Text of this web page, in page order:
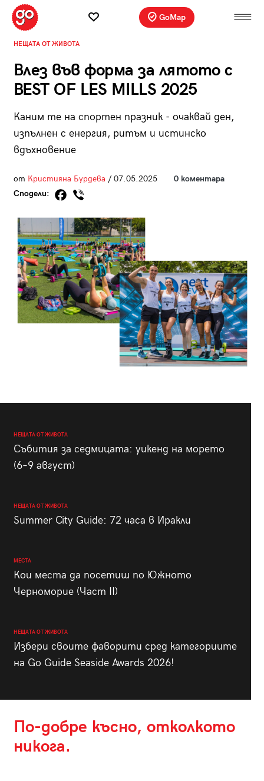
GoMap
НЕЩАТА ОТ ЖИВОТА
Влез във форма за лятото с
BEST OF LES MILLS 2025
Каним те на спортен празник - очаквай ден,
изпълнен с енергия, ритъм и истинско
вдъхновение
от Кристияна Бурдева / 07.05.2025
0 коментара
Сподели:
НЕЩАТА ОТ ЖИВОТА
Събития за седмицата: уикенд на морето
(6–9 август)
НЕЩАТА ОТ ЖИВОТА
Summer City Guide: 72 часа в Иракли
МЕСТА
Кои места да посетиш по Южното
Черноморие (Част II)
НЕЩАТА ОТ ЖИВОТА
Избери своите фаворити сред категориите
на Go Guide Seaside Awards 2026!
По-добре късно, отколкото
никога.